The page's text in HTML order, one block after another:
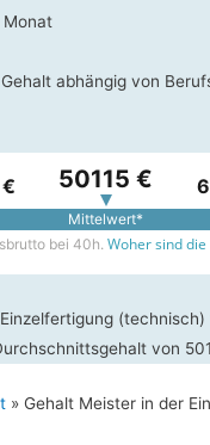
Monat
abhängig von
50115 €
Mittelwert*
bei 40h. Woher sind die
(technisch)
von
» Gehalt Meister in der